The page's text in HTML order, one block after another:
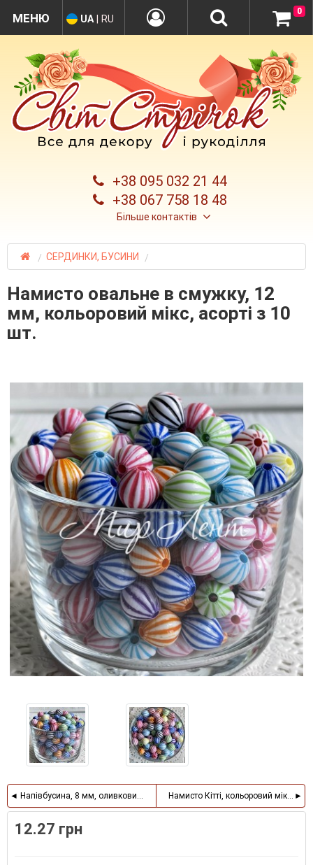
+38 095 032 21 44
+38 067 758 18 48
Більше контактів
UA RU
0
СЕРДИНКИ, БУСИНИ
Намисто овальне в смужку, 12
мм, кольоровий мікс, асорті з 10
шт.
Напівбусина, 8 мм, оливковий, 100 шт.Намисто Кітті, кольоровий мікс,
12.27 грн